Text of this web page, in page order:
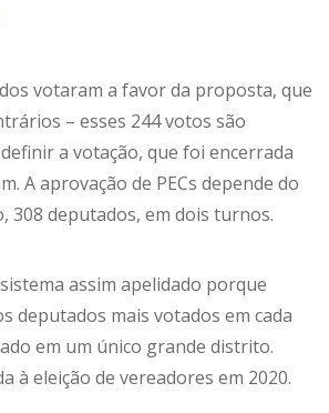
votaram a favor da proposta, que
– esses 244 votos são
a votação, que foi encerrada
A aprovação de PECs depende do
308 deputados, em dois turnos.
assim apelidado porque
deputados mais votados em cada
em um único grande distrito.
à eleição de vereadores em 2020.